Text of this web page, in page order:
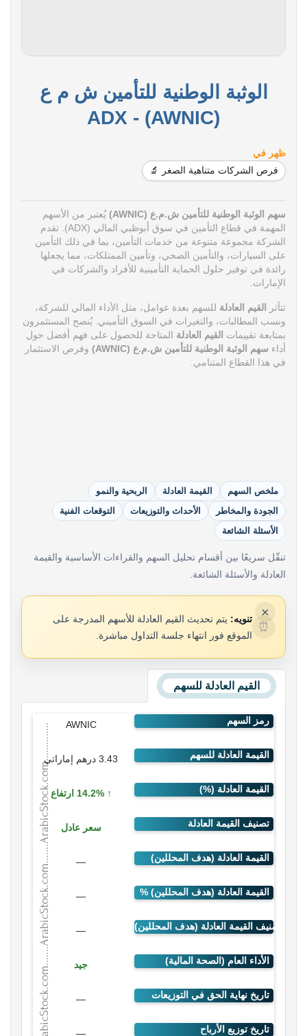
الوثبة الوطنية للتأمين ش م ع
(AWNIC) - ADX
ظهر في
فرص الشركات متناهية الصغر 🔬
سهم الوثبة الوطنية للتأمين ش.م.ع (AWNIC)
يُعتبر من الأسهم
المهمة في قطاع التأمين في سوق أبوظبي المالي (ADX). تقدم
الشركة مجموعة متنوعة من خدمات التأمين، بما في ذلك التأمين
على السيارات، والتأمين الصحي، وتأمين الممتلكات، مما يجعلها
رائدة في توفير حلول الحماية التأمينية للأفراد والشركات في
الإمارات.
تتأثر القيم العادلة للسهم بعدة عوامل، مثل الأداء المالي للشركة،
ونسب المطالبات، والتغيرات في السوق التأميني. يُنصح المستثمرون
بمتابعة تقييمات القيم العادلة المتاحة للحصول على فهم أفضل حول
أداء سهم الوثبة الوطنية للتأمين ش.م.ع (AWNIC)
وفرص الاستثمار
في هذا القطاع المتنامي.
ملخص السهم القيمة العادلة
الربحية والنمو
الجودة والمخاطر
الأحداث والتوزيعات
التوقعات الفنية
الأسئلة الشائعة
تنقّل سريعًا بين أقسام تحليل السهم والقراءات الأساسية والقيمة
العادلة والأسئلة الشائعة.
×
⏰
تنويه: يتم تحديث القيم العادلة للأسهم المدرجة على
الموقع فور انتهاء جلسة التداول مباشرة.
القيم العادلة للسهم
AWNIC
3.43 درهم إماراتي
14.2% ارتفاع
سعر عادل
—
—
—
جيد
—
—